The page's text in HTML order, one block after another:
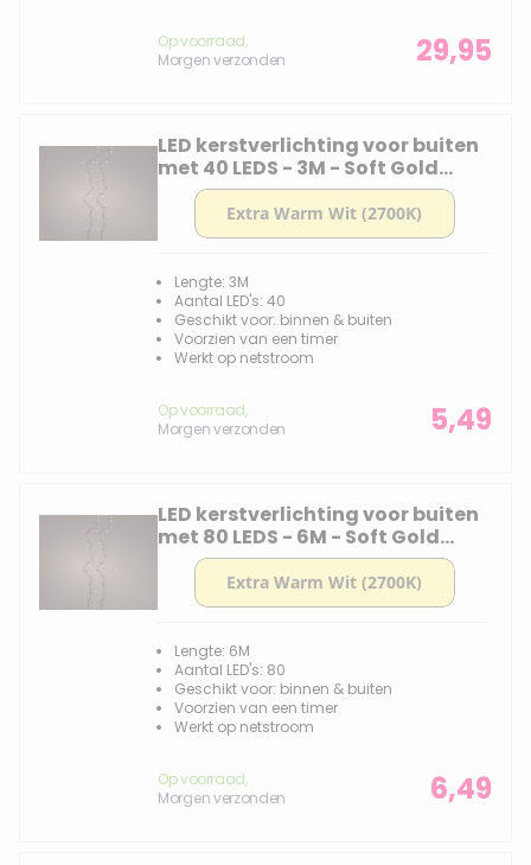
Op voorraad,
Morgen verzonden
29,95
LED kerstverlichting voor buiten
met 40 LEDS - 3M - Soft Gold
2700k
Lengte: 3M
Aantal LED's: 40
Geschikt voor: binnen & buiten
Voorzien van een timer
Werkt op netstroom
Op voorraad,
Morgen verzonden
5,49
LED kerstverlichting voor buiten
met 80 LEDS - 6M - Soft Gold
2700k
Lengte: 6M
Aantal LED's: 80
Geschikt voor: binnen & buiten
Voorzien van een timer
Werkt op netstroom
Op voorraad,
Morgen verzonden
6,49